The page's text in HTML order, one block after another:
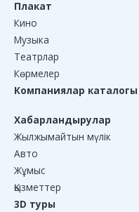
Плакат
Кино
Музыка
Театрлар
Көрмелер
Компаниялар каталогы
Хабарландырулар
Жылжымайтын мүлік
Авто
Жұмыс
Қызметтер
3D туры